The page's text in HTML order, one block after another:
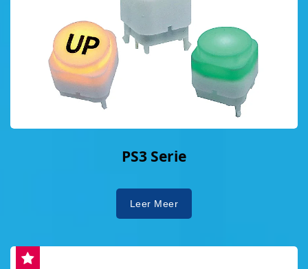
PS3 Serie
Leer Meer